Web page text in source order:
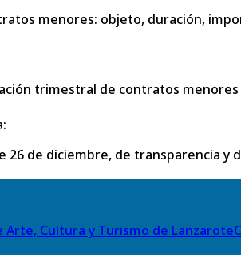
menores: objeto, duración,
trimestral de contratos menores
26 de diciembre, de transparencia y